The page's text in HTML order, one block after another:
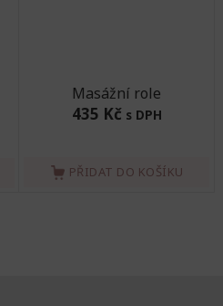
Masážní role
435 Kč s DPH
PŘIDAT DO KOŠÍKU